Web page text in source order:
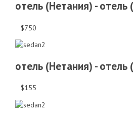
отель (Нетания) - отель
$750
отель (Нетания) - отель
$155